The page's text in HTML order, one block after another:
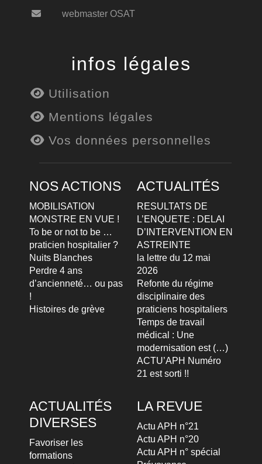
webmaster OSAT
infos légales
Utilisation
Mentions légales
Vos données personnelles
NOS ACTIONS
MOBILISATION
MONSTRE EN VUE !
To be or not to be …
praticien hospitalier ?
Nuits Blanches
Perdre 4 ans
d’ancienneté… ou pas
!
Histoires de grève
ACTUALITÉS
RESULTATS DE
L’ENQUETE : DELAI
D’INTERVENTION EN
ASTREINTE
la lettre du 12 mai
2026
Refonte du régime
disciplinaire des
praticiens hospitaliers
Temps de travail
médical : Une
modernisation est (…)
ACTU’APH Numéro
21 est sorti !!
ACTUALITÉS
DIVERSES
Favoriser les
formations
LA REVUE
Actu APH n°21
Actu APH n°20
Actu APH n° spécial